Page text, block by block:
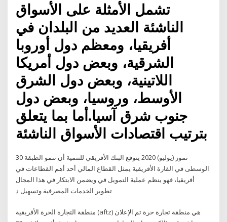
تشمل الأمثلة على الأسواق
الناشئة العديد من البلدان في
أفريقيا، ومعظم دول أوروبا
الشرقية، وبعض دول أمريكا
اللاتينية، وبعض دول الشرق
الأوسط، وروسيا، وبعض دول
جنوب شرق آسيا.أما بما يتعلق
بترتيب اقتصادات الأسواق الناشئة
30 تموز (يوليو) 2020 يتوقع البنك الأفريقي للتنمية أن تنمو الطبقة
الوسطى في القارة الأفريقية يمثل القطاع المالي أحد أهم القطاعات في
أفريقيا، فهو ينظم عملية التمويل في ويضمن الابتكار في هذا المجال
تطوير الخدمات المصرفية وتسهيل د
منطقة التجارة الحرة الأفريقية (aftz) هي منطقة تجارة حرة تم الإعلان